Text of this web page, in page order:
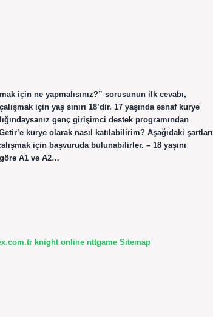
için ne yapmalısınız?” sorusunun ilk cevabı,
için yaş sınırı 18’dir. 17 yaşında esnaf kurye
genç girişimci destek programından
kurye olarak nasıl katılabilirim? Aşağıdaki şartları
için başvuruda bulunabilirler. – 18 yaşını
A1 ve A2…
knight online nttgame Sitemap